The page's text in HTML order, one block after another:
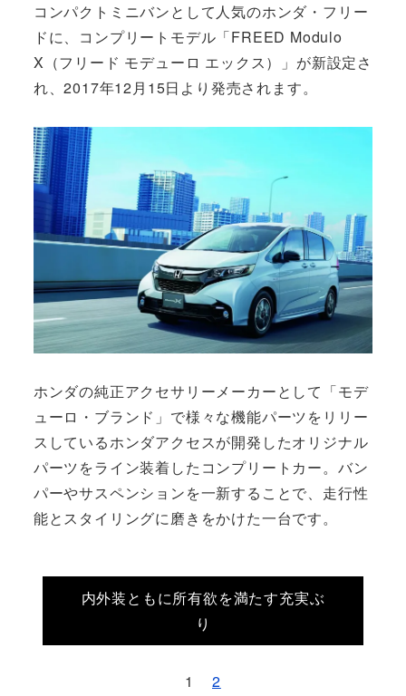
コンパクトミニバンとして人気のホンダ・フリー
ドに、コンプリートモデル「FREED Modulo
X（フリード モデューロ エックス）」が新設定さ
れ、2017年12月15日より発売されます。
ホンダの純正アクセサリーメーカーとして「モデ
ューロ・ブランド」で様々な機能パーツをリリー
スしているホンダアクセスが開発したオリジナル
パーツをライン装着したコンプリートカー。バン
パーやサスペンションを一新することで、走行性
能とスタイリングに磨きをかけた一台です。
内外装ともに所有欲を満たす充実ぶ
り
1 2